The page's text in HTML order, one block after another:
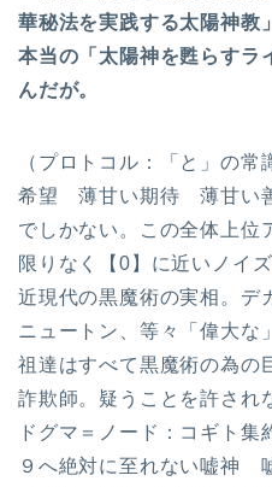
華秘法を実践する太陽神教
本当の「太陽神を甦らすラ
んだが。
（プロトコル：「と」の
希望 薄甘い期待 薄甘い
でしかない。この全体上位
限りなく【0】に近いノイ
近現代の黒魔術の実相。デ
ニュートン、等々「偉大な
祖達はすべて黒魔術の為の
詐欺師。疑うことを許され
ドグマ＝ノード：コギト集
９へ絶対に至れない嘘